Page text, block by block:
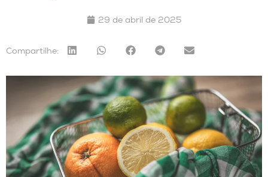
29 de abril de 2025
Compartilhe: